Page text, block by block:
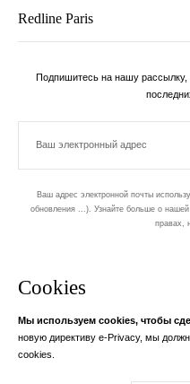
Cookies
Мы используем cookies, чтобы
новую директиву e-Privacy, мы
cookies.
Redline Paris
Подпишитесь на нашу
Ваш электронный адрес
Ваш адрес электронной почты
обновления ...). Узнайте больше о
правах,
Ваш адрес электронной почты